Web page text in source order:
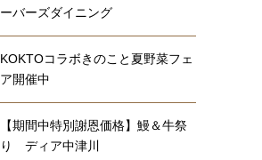
ーバーズダイニング
KOKTOコラボきのこと夏野菜フェ
ア開催中
【期間中特別謝恩価格】鰻＆牛祭
り ディア中津川